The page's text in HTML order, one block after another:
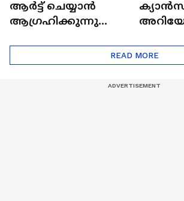
ആർട്ട് ചെയ്യാൻ
ആഗ്രഹിക്കുന്നുണ്ടോ
ട്രെൻഡിനെക്കുറിച്ച് |
Nail Art | Trends Cafe
Cancer
READ MORE